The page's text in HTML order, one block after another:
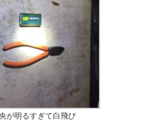
が明るすぎて白飛び